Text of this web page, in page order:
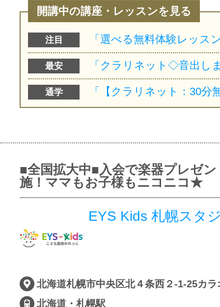
開講中の講座・レッスンを見る
注目
最安
通学
■全国拡大中■入会で楽器プレゼン
施！ママもお子様もニコニコ★
EYS Kids 札幌スタ
北海道札幌市中央区北４条西２-1-25カラ
北海道・札幌駅